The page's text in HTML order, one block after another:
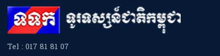
Tel : 017 81 81 07